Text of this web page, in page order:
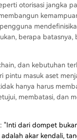
otorisasi jangka
berapa batasnya,
dan kebutuhan
pintu masuk aset
hanya harus
membatasi, dan
"Inti dari dompet
akar kendali,